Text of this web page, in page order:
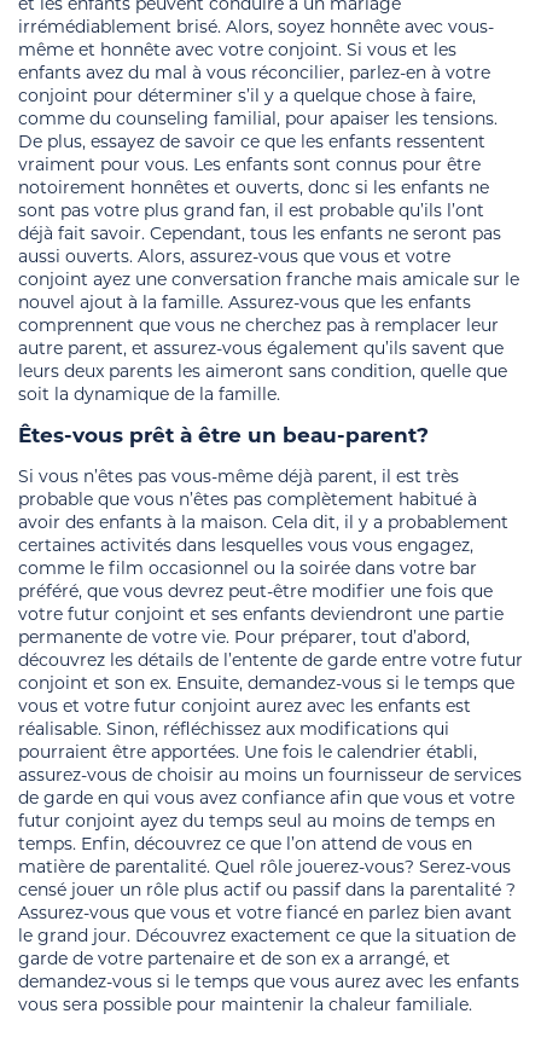
irrémédiablement brisé. Alors, soyez honnête avec vous-
même et honnête avec votre conjoint. Si vous et les
enfants avez du mal à vous réconcilier, parlez-en à votre
conjoint pour déterminer s’il y a quelque chose à faire,
comme du counseling familial, pour apaiser les tensions.
De plus, essayez de savoir ce que les enfants ressentent
vraiment pour vous. Les enfants sont connus pour être
notoirement honnêtes et ouverts, donc si les enfants ne
sont pas votre plus grand fan, il est probable qu’ils l’ont
déjà fait savoir. Cependant, tous les enfants ne seront pas
aussi ouverts. Alors, assurez-vous que vous et votre
conjoint ayez une conversation franche mais amicale sur le
nouvel ajout à la famille. Assurez-vous que les enfants
comprennent que vous ne cherchez pas à remplacer leur
autre parent, et assurez-vous également qu’ils savent que
leurs deux parents les aimeront sans condition, quelle que
soit la dynamique de la famille.
Êtes-vous prêt à être un beau-parent?
Si vous n’êtes pas vous-même déjà parent, il est très
probable que vous n’êtes pas complètement habitué à
avoir des enfants à la maison. Cela dit, il y a probablement
certaines activités dans lesquelles vous vous engagez,
comme le film occasionnel ou la soirée dans votre bar
préféré, que vous devrez peut-être modifier une fois que
votre futur conjoint et ses enfants deviendront une partie
permanente de votre vie. Pour préparer, tout d’abord,
découvrez les détails de l’entente de garde entre votre futur
conjoint et son ex. Ensuite, demandez-vous si le temps que
vous et votre futur conjoint aurez avec les enfants est
réalisable. Sinon, réfléchissez aux modifications qui
pourraient être apportées. Une fois le calendrier établi,
assurez-vous de choisir au moins un fournisseur de services
de garde en qui vous avez confiance afin que vous et votre
futur conjoint ayez du temps seul au moins de temps en
temps. Enfin, découvrez ce que l’on attend de vous en
matière de parentalité. Quel rôle jouerez-vous? Serez-vous
censé jouer un rôle plus actif ou passif dans la parentalité ?
Assurez-vous que vous et votre fiancé en parlez bien avant
le grand jour. Découvrez exactement ce que la situation de
garde de votre partenaire et de son ex a arrangé, et
demandez-vous si le temps que vous aurez avec les enfants
vous sera possible pour maintenir la chaleur familiale.